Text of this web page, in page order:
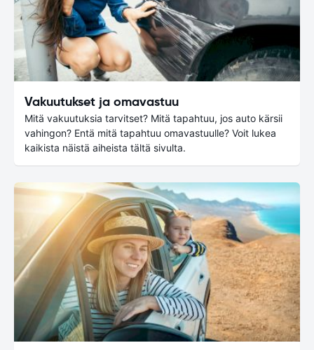
Vakuutukset ja omavastuu
Mitä vakuutuksia tarvitset? Mitä tapahtuu, jos auto kärsii
vahingon? Entä mitä tapahtuu omavastuulle? Voit lukea
kaikista näistä aiheista tältä sivulta.